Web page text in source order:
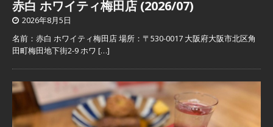
赤白 ホワイティ梅田店 (2026/07)
2026年8月5日
名前：赤白 ホワイティ梅田店 場所：〒530-0017 大阪府大阪市北区角
田町梅田地下街2-9 ホワ […]